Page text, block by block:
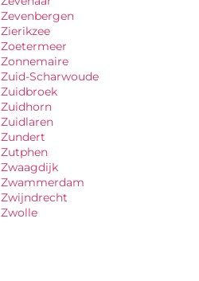
Zevenbergen
Zierikzee
Zoetermeer
Zonnemaire
Zuid-Scharwoude
Zuidbroek
Zuidhorn
Zuidlaren
Zundert
Zutphen
Zwaagdijk
Zwammerdam
Zwijndrecht
Zwolle